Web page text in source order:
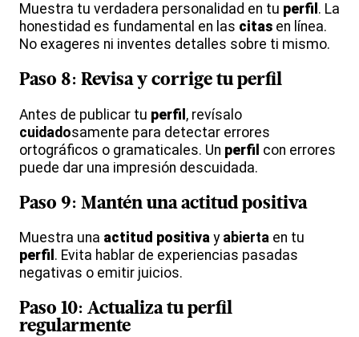
Muestra tu verdadera personalidad en tu perfil . La
honestidad es fundamental en las citas en línea.
No exageres ni inventes detalles sobre ti mismo.
Paso 8: Revisa y corrige tuperfil
Antes de publicar tu perfil , revísalo
cuidadosamente para detectar errores
ortográficos o gramaticales. Un perfil con errores
puede dar una impresión descuidada.
Paso 9: Mantén unaactitud positiva
Muestra una actitud positiva y abierta en tu
perfil . Evita hablar de experiencias pasadas
negativas o emitir juicios.
Paso 10: Actualiza tuperfil
regularmente